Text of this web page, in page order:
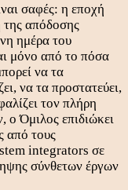
σαφές: η εποχή
της απόδοσης
ημέρα του
μόνο από το πόσα
να τα
να τα προστατεύει,
τον πλήρη
ο Όμιλος επιδιώκει
από τους
integrators σε
σύνθετων έργων